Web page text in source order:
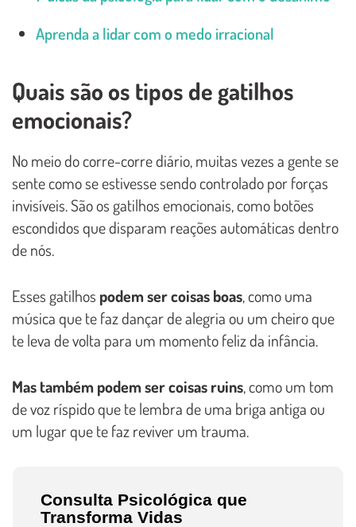
Aprenda a lidar com o medo irracional
Quais são os tipos de gatilhos
emocionais?
No meio do corre-corre diário, muitas vezes a gente se
sente como se estivesse sendo controlado por forças
invisíveis. São os gatilhos emocionais, como botões
escondidos que disparam reações automáticas dentro
de nós.
Esses gatilhos podem ser coisas boas, como uma
música que te faz dançar de alegria ou um cheiro que
te leva de volta para um momento feliz da infância.
Mas também podem ser coisas ruins, como um tom
de voz ríspido que te lembra de uma briga antiga ou
um lugar que te faz reviver um trauma.
Consulta Psicológica que
Transforma Vidas